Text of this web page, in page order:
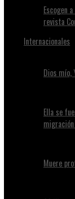
Escogen
revista
Internacionales
Dios mío,
Ella se
Muere